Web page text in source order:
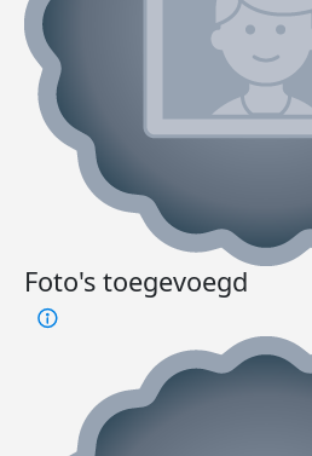
Foto's toegevoegd